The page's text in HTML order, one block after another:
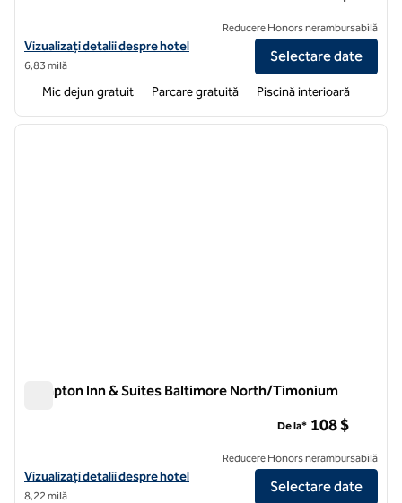
Vizualizați detaliile hotelului Hampton Inn & Suites Baltimore/
Vizualizați detalii despre hotel
6,83 milă
Reducere Honors nerambursabilă
Selectare date
Mic dejun gratuit Parcare gratuită Piscină interioară
1 din 12
Hampton Inn & Suites Baltimore North/Timonium
Vizualizați detaliile hotelului Hampton Inn & Suites Baltimore North/
Vizualizați detalii despre hotel
8,22 milă
De la* 108 $
Reducere Honors nerambursabilă
Selectare date